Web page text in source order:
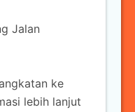
Travel Kontak
Jalan
ke
lebih lanjut